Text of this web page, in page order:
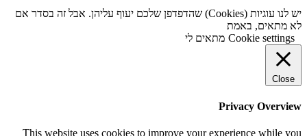
יש לנו עוגיות (Cookies) שהדפדפן שלכם יעוף עליהן. אבל זה בסדר אם
לא מתאים, באמת
Cookie settings מתאים לי
Close
Privacy Overview
This website uses cookies to improve your experience while you